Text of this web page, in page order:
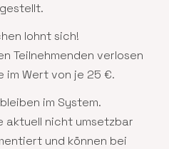
lohnt sich!
Teilnehmenden verlosen
im Wert von je 25 €.
im System.
aktuell nicht umsetzbar
und können bei